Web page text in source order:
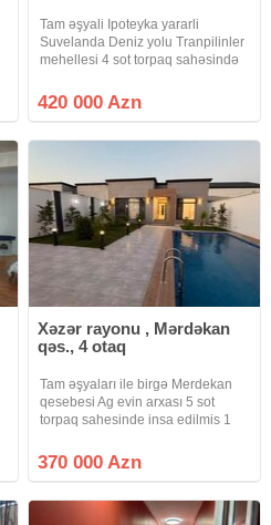
Tam əşyali Ipoteyka yararli
Suvelanda Deniz yolu Tranpilinler
mehellesi 4 sot torpaq sahəsində
sahəsi - 4 sot Evin sahəsi - 140 m²
3 Yataq otaqı ■ Geniş zal Mətbəx
420 000 Azn
Xəzər rayonu , Mərdəkan
qəs., 4 otaq
Tam əşyaları ile birgə Merdekan
qesebesi Ag evin arxası 5 sot
torpaq sahesinde insa edilmis 1
sahesi 150 kvmdir. Holl, 1 zal, 3
yataq otağı, 1 metbexi, 2 sanuzeli
370 000 Azn